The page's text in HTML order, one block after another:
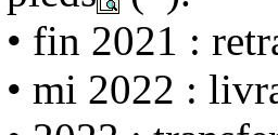
• fin 2021 :
• mi 2022 :